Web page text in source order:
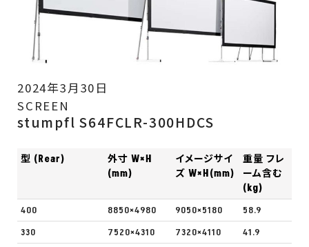
2024年3月30日
SCREEN
stumpfl S64FCLR-300HDCS
型 (Rear)
外寸 W×H
(mm)
イメージサイ
ズ W×H(mm)
重量 フレ
ーム含む
(kg)
400
8850×4980 9050×5180
58.9
330
7520×4310 7320×4110
41.9